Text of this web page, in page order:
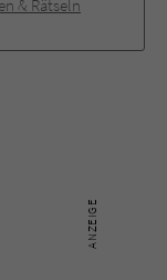
& Rätseln